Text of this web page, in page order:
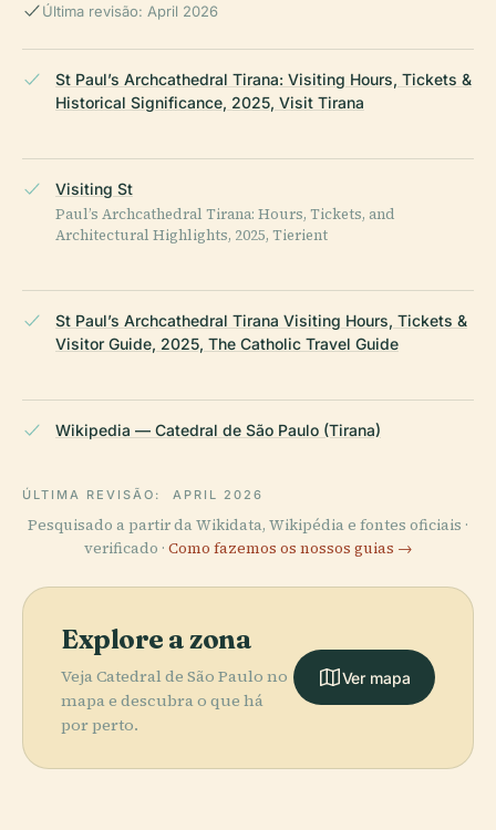
Última revisão: April 2026
St Paul’s Archcathedral Tirana: Visiting Hours, Tickets &
Historical Significance, 2025, Visit Tirana
Visiting St
Paul’s Archcathedral Tirana: Hours, Tickets, and
Architectural Highlights, 2025, Tierient
St Paul’s Archcathedral Tirana Visiting Hours, Tickets &
Visitor Guide, 2025, The Catholic Travel Guide
Wikipedia — Catedral de São Paulo (Tirana)
ÚLTIMA REVISÃO: APRIL 2026
Pesquisado a partir da Wikidata, Wikipédia e fontes oficiais ·
verificado · Como fazemos os nossos guias →
Explore a zona
Veja Catedral de São Paulo no
mapa e descubra o que há
por perto.
Ver mapa